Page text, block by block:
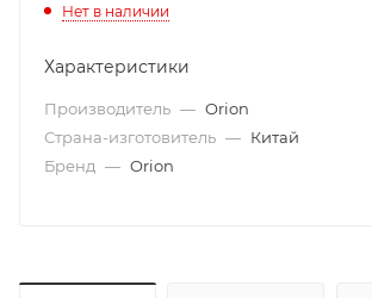
Нет в наличии
Характеристики
Производитель — Orion
Страна-изготовитель — Китай
Бренд — Orion